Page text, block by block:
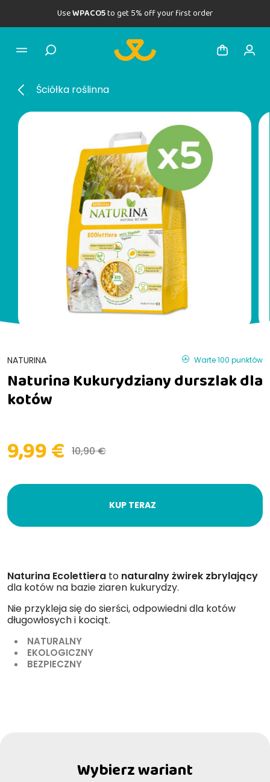
UseWPACO5to get 5% off your first order
Ściółka roślinna
NATURINA Warte 100 punktów
Naturina Kukurydziany durszlak dla
kotów
9,99 € 10,90 €
KUP TERAZ
Naturina Ecolettiera to naturalny żwirek zbrylający
dla kotów na bazie ziaren kukurydzy.
Nie przykleja się do sierści, odpowiedni dla kotów
długowłosych i kociąt.
NATURALNY
EKOLOGICZNY
BEZPIECZNY
Wybierz wariant